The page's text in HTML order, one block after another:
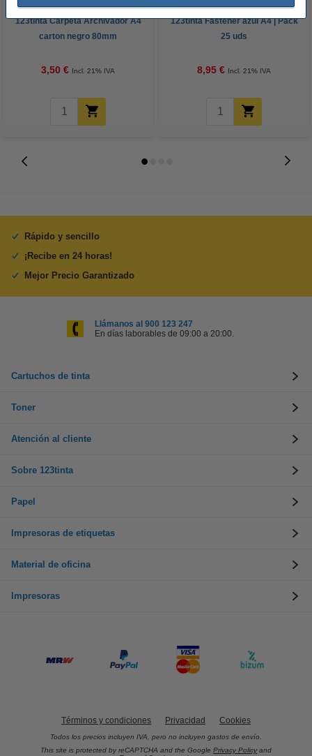
123tinta Carpeta Archivador A4
carton negro 80mm
3,50 € Incl. 21% IVA
123tinta Fástener azul A4 | Pack
25 uds
8,95 € Incl. 21% IVA
Rápido y sencillo
¡Recibe en 24 horas!
Mejor Precio Garantizado
Llámanos al 900 123 247
En días laborables de 09:00 a 20:00.
Cartuchos de tinta
Toner
Atención al cliente
Sobre 123tinta
Papel
Impresoras de etiquetas
Material de oficina
Impresoras
Términos y condiciones Privacidad Cookies
Todos los precios incluyen IVA, pero no incluyen gastos de envío.
This site is protected by reCAPTCHA and the Google Privacy Policy and